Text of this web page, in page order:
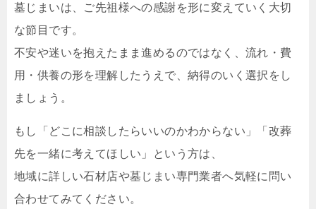
墓じまいは、ご先祖様への感謝を形に変えていく大切
な節目です。
不安や迷いを抱えたまま進めるのではなく、流れ・費
用・供養の形を理解したうえで、納得のいく選択をし
ましょう。
もし「どこに相談したらいいのかわからない」「改葬
先を一緒に考えてほしい」という方は、
地域に詳しい石材店や墓じまい専門業者へ気軽に問い
合わせてみてください。